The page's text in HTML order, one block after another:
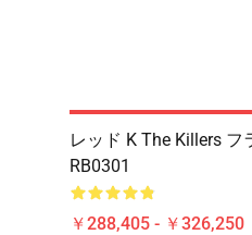
レッド K The Killers フ
RB0301
￥288,405 - ￥326,250